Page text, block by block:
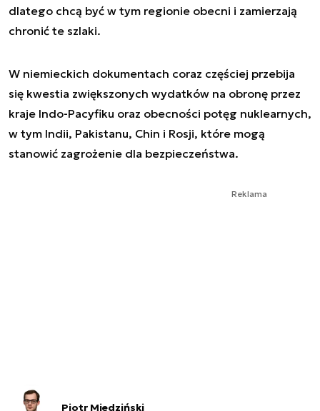
dlatego chcą być w tym regionie obecni i zamierzają
chronić te szlaki.
W niemieckich dokumentach coraz częściej przebija
się kwestia zwiększonych wydatków na obronę przez
kraje Indo-Pacyfiku oraz obecności potęg nuklearnych,
w tym Indii, Pakistanu, Chin i Rosji, które mogą
stanowić zagrożenie dla bezpieczeństwa.
Reklama
Piotr Miedziński